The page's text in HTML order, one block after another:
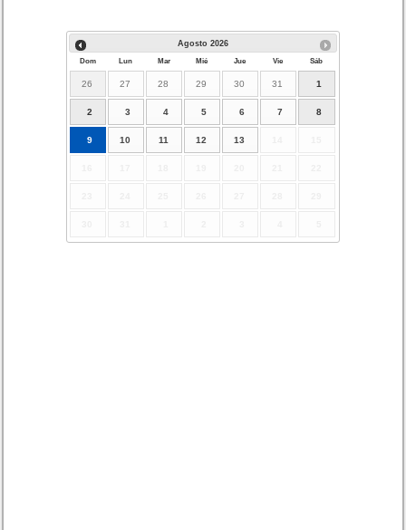
Agosto 2026
Dom Lun Mar Mié Jue Vie Sáb
26 27 28 29 30 31 1
2 3 4 5 6 7 8
9 10 11 12 13